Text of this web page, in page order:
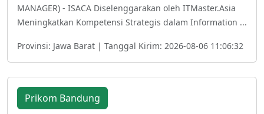
MANAGER) - ISACA Diselenggarakan oleh ITMaster.Asia
Meningkatkan Kompetensi Strategis dalam Information ...
Provinsi: Jawa Barat | Tanggal Kirim: 2026-08-06 11:06:32
Prikom Bandung